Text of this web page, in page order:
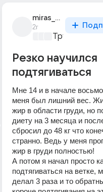
miras_karibai_3
2г
Трушный
Резко научился
подтягиваться
Мне 14 и в начале
меня был лишний вес.
жир в области груди, но
диету на 3 месяца и
сбросил до 48 кг что
странно. Ведь у меня
жир в груди полностью!
А потом я начал просто
подтягиваться на ветке,
делал 3 раза и то